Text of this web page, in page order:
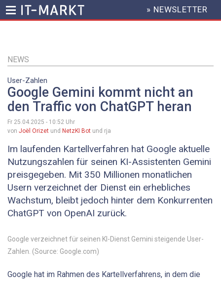
Inhalt
HEADER
MENU
» NEWSLETTER
NEWS
User-Zahlen
Google Gemini kommt nicht an
den Traffic von ChatGPT heran
Fr 25.04.2025 - 10:52 Uhr
von Joël Orizet und NetzKI Bot und rja
Im laufenden Kartellverfahren hat Google aktuelle
Nutzungszahlen für seinen KI-Assistenten Gemini
preisgegeben. Mit 350 Millionen monatlichen
Usern verzeichnet der Dienst ein erhebliches
Wachstum, bleibt jedoch hinter dem Konkurrenten
ChatGPT von OpenAI zurück.
Google verzeichnet für seinen KI-Dienst Gemini steigende User-
Zahlen. (Source: Google.com)
Google hat im Rahmen des Kartellverfahrens, in dem die